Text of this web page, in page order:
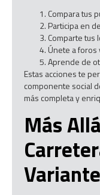
Compara tus
Participa en
Comparte tus
Únete a foros
Aprende de
Estas acciones te
componente social
más completa y
Más